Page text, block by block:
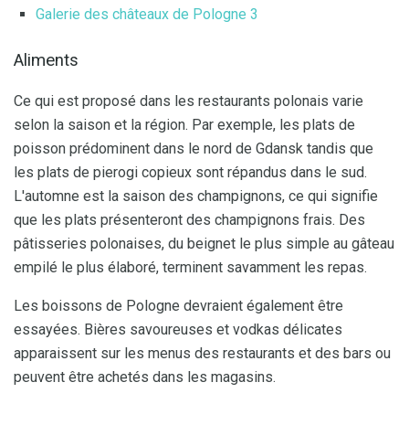
Galerie des châteaux de Pologne 3
Aliments
Ce qui est proposé dans les restaurants polonais varie
selon la saison et la région. Par exemple, les plats de
poisson prédominent dans le nord de Gdansk tandis que
les plats de pierogi copieux sont répandus dans le sud.
L'automne est la saison des champignons, ce qui signifie
que les plats présenteront des champignons frais. Des
pâtisseries polonaises, du beignet le plus simple au gâteau
empilé le plus élaboré, terminent savamment les repas.
Les boissons de Pologne devraient également être
essayées. Bières savoureuses et vodkas délicates
apparaissent sur les menus des restaurants et des bars ou
peuvent être achetés dans les magasins.